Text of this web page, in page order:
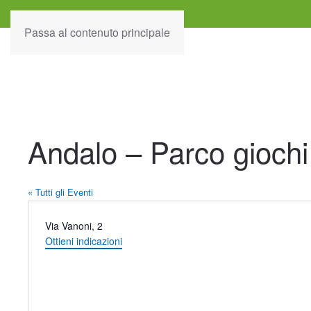
Passa al contenuto principale
Andalo – Parco giochi
« Tutti gli Eventi
Indirizzo
Via Vanoni, 2
Ottieni indicazioni